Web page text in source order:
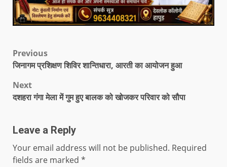
Previous
जिनागम प्रशिक्षण शिविर शान्तिधारा, आरती का आयोजन हुआ
Next
दशहरा गंगा मेला में गुम हुए बालक को खोजकर परिवार को सौपा
Leave a Reply
Your email address will not be published. Required
fields are marked *